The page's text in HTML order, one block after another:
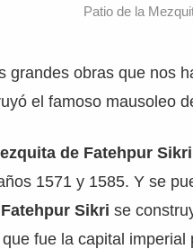
Patio de la
grandes obras que nos
el famoso mausoleo
de Fatehpur Sikri
1571 y 1585. Y se
Fatehpur Sikri se
fue la capital imperial